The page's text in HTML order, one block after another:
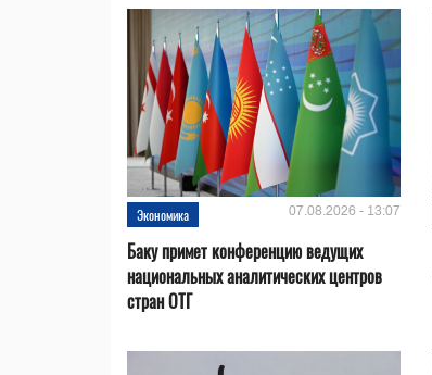
Экономика 07.08.2026 - 13:07
Баку примет конференцию ведущих
национальных аналитических центров
стран ОТГ